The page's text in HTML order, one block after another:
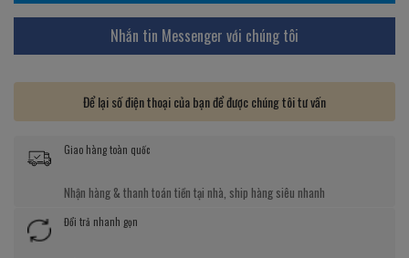
Nhắn tin Messenger với chúng tôi
Để lại số điện thoại của bạn để được chúng tôi tư vấn
Giao hàng toàn quốc
Nhận hàng & thanh toán tiền tại nhà, ship hàng siêu nhanh
Đổi trả nhanh gọn